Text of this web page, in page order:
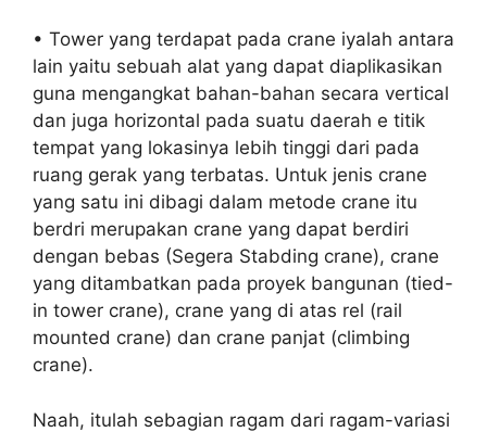
• Tower yang terdapat pada crane iyalah antara
lain yaitu sebuah alat yang dapat diaplikasikan
guna mengangkat bahan-bahan secara vertical
dan juga horizontal pada suatu daerah e titik
tempat yang lokasinya lebih tinggi dari pada
ruang gerak yang terbatas. Untuk jenis crane
yang satu ini dibagi dalam metode crane itu
berdri merupakan crane yang dapat berdiri
dengan bebas (Segera Stabding crane), crane
yang ditambatkan pada proyek bangunan (tied-
in tower crane), crane yang di atas rel (rail
mounted crane) dan crane panjat (climbing
crane).
Naah, itulah sebagian ragam dari ragam-variasi